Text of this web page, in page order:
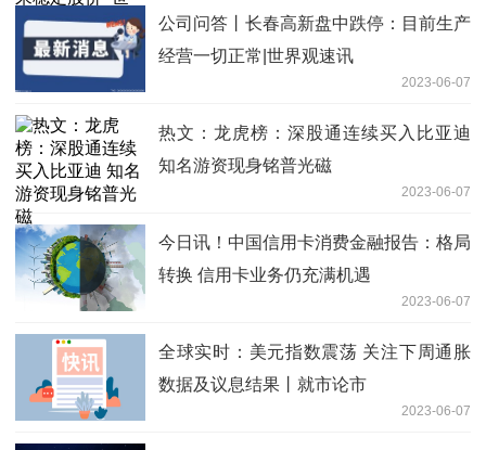
公司问答丨长春高新盘中跌停：目前生产
经营一切正常|世界观速讯
2023-06-07
热文：龙虎榜：深股通连续买入比亚迪
知名游资现身铭普光磁
2023-06-07
今日讯！中国信用卡消费金融报告：格局
转换 信用卡业务仍充满机遇
2023-06-07
全球实时：美元指数震荡 关注下周通胀
数据及议息结果丨就市论市
2023-06-07